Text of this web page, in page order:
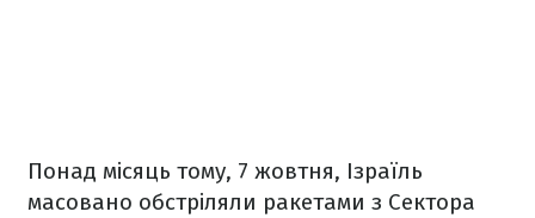
Понад місяць тому, 7 жовтня, Ізраїль
масовано обстріляли ракетами з Сектора